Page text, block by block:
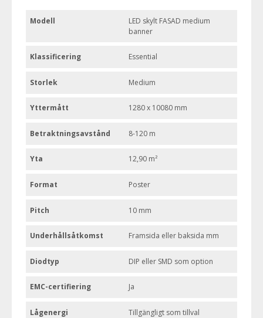
Modell
LED skylt FASAD medium
banner
Klassificering Essential
Storlek Medium
Yttermått 1280 x 10080 mm
Betraktningsavstånd 8-120 m
Yta 12,90 m²
Format Poster
Pitch 10 mm
Underhållsåtkomst Framsida eller baksida mm
Diodtyp DIP eller SMD som option
EMC-certifiering Ja
Lågenergi Tillgängligt som tillval